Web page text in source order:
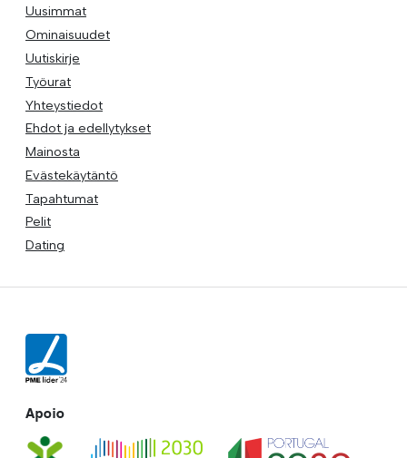
Uusimmat
Ominaisuudet
Uutiskirje
Työurat
Yhteystiedot
Ehdot ja edellytykset
Mainosta
Evästekäytäntö
Tapahtumat
Pelit
Dating
Apoio